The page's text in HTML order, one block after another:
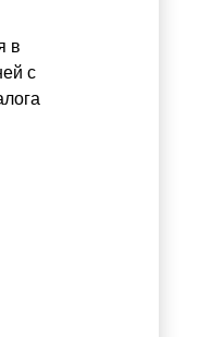
в
с